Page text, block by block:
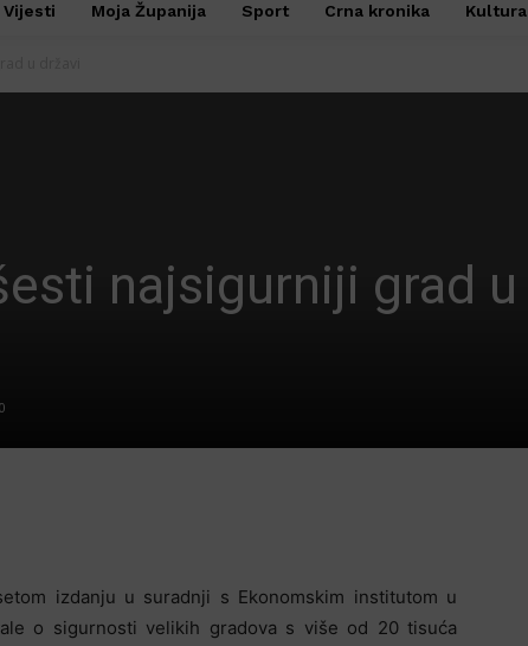
Vijesti Moja Županija Sport Crna kronika Kultura
najsigurniji grad u
0
izdanju u suradnji s Ekonomskim institutom u
o sigurnosti velikih gradova s više od 20 tisuća